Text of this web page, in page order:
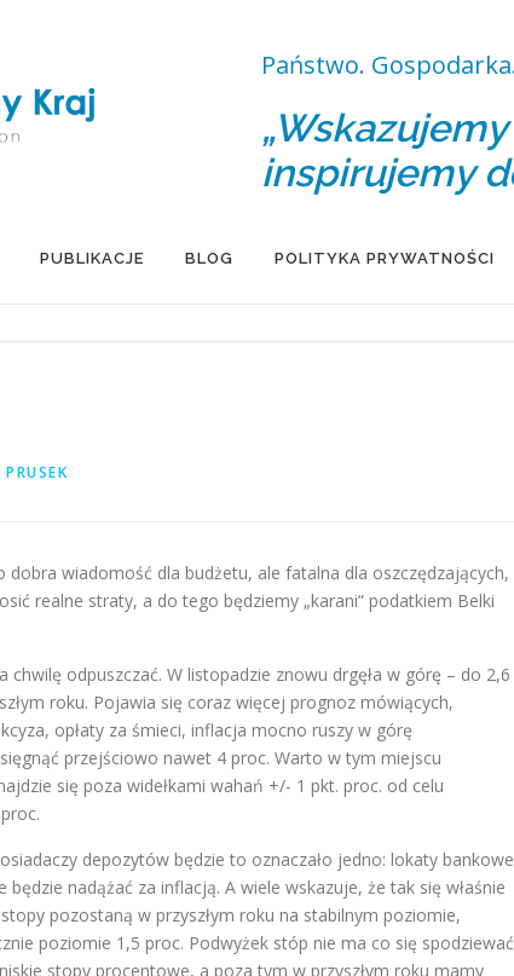
Państwo.
inspirujemy
PUBLIKACJE BLOG POLITYKA PRYWATNOŚCI
wiadomość dla budżetu, ale fatalna dla oszczędzających,
realne straty, a do tego będziemy „karani” podatkiem Belki
chwilę odpuszczać. W listopadzie znowu drgęła w górę – do 2,6
roku. Pojawia się coraz więcej prognoz mówiących,
opłaty za śmieci, inflacja mocno ruszy w górę
przejściowo nawet 4 proc. Warto w tym miejscu
się poza widełkami wahań +/- 1 pkt. proc. od celu
depozytów będzie to oznaczało jedno: lokaty bankowe
nadążać za inflacją. A wiele wskazuje, że tak się właśnie
pozostaną w przyszłym roku na stabilnym poziomie,
poziomie 1,5 proc. Podwyżek stóp nie ma co się spodziewać
stopy procentowe, a poza tym w przyszłym roku mamy